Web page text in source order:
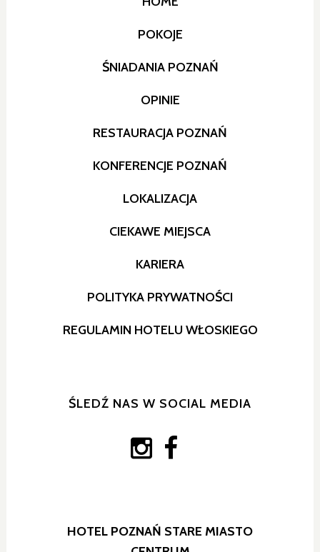
POKOJE
ŚNIADANIA POZNAŃ
OPINIE
RESTAURACJA POZNAŃ
KONFERENCJE POZNAŃ
LOKALIZACJA
CIEKAWE MIEJSCA
KARIERA
POLITYKA PRYWATNOŚCI
REGULAMIN HOTELU WŁOSKIEGO
ŚLEDŹ NAS W SOCIAL MEDIA
HOTEL POZNAŃ STARE MIASTO